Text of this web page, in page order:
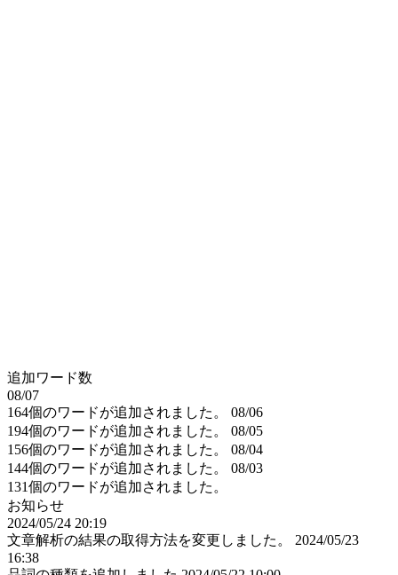
追加ワード数
08/07
164個のワードが追加されました。
08/06
194個のワードが追加されました。
08/05
156個のワードが追加されました。
08/04
144個のワードが追加されました。
08/03
131個のワードが追加されました。
お知らせ
2024/05/24 20:19
文章解析の結果の取得方法を変更しました。
2024/05/23
16:38